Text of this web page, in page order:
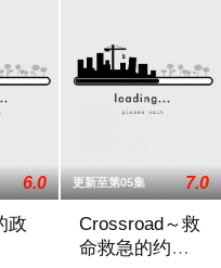
稳定的职场女性一濑葵（
6.0
政
更新至第05集 7.0
Crossroad～救
命救急的约定